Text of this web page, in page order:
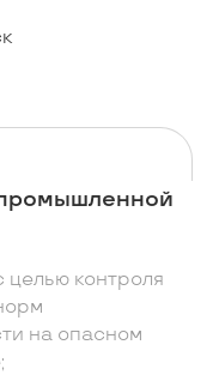
контроля
на опасном